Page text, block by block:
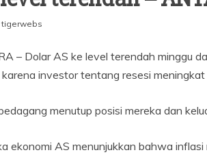
tigerwebs
– Dolar AS ke level terendah minggu
investor tentang resesi
menutup posisi mereka dan
ekonomi AS menunjukkan bahwa